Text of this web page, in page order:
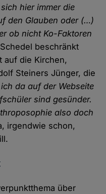
hier immer die
den Glauben oder (…)
ob nicht Ko-Faktoren
Schedel beschränkt
auf die Kirchen,
Steiners Jünger, die
da auf der Webseite
sind gesünder.
also doch
irgendwie schon,
über